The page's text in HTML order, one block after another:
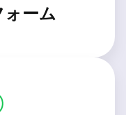
ーム